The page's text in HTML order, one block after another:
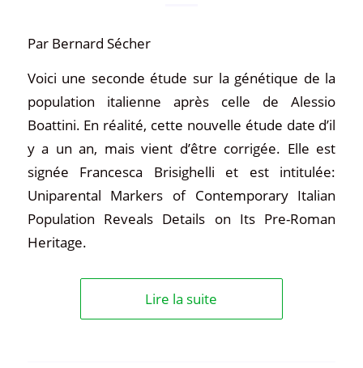
Par Bernard Sécher
Voici une seconde étude sur la génétique de la
population italienne après celle de Alessio
Boattini. En réalité, cette nouvelle étude date d’il
y a un an, mais vient d’être corrigée. Elle est
signée Francesca Brisighelli et est intitulée:
Uniparental Markers of Contemporary Italian
Population Reveals Details on Its Pre-Roman
Heritage.
Lire la suite